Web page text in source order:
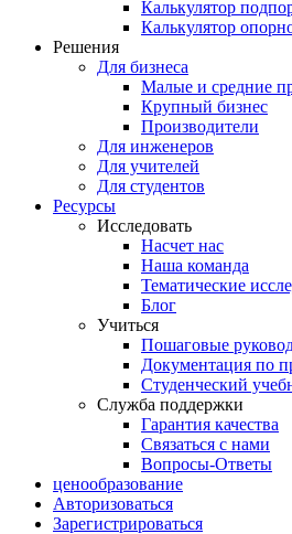
Калькулятор
Калькулятор
Решения
Для бизнеса
Малые и средние
Крупный бизнес
Производители
Для инженеров
Для учителей
Для студентов
Ресурсы
Исследовать
Насчет нас
Наша команда
Тематические
Блог
Учиться
Пошаговые
Документация по
Студенческий
Служба поддержки
Гарантия качества
Связаться с нами
Вопросы-Ответы
ценообразование
Авторизоваться
Зарегистрироваться